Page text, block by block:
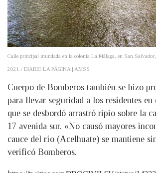
Calle principal inundada en la colonia La Málaga, en San Salvador,
2021./ DIARIO LA PÁGINA | AMSS
Cuerpo de Bomberos también se hizo
para llevar seguridad a los residentes en
que se desbordó arrastró ripio sobre la
17 avenida sur. «No causó mayores
cauce del río (Acelhuate) se mantiene
verificó Bomberos.